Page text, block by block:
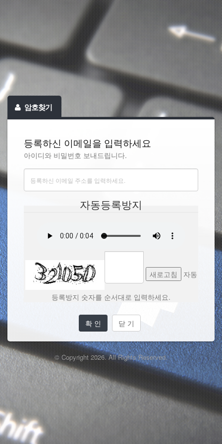
암호찾기
등록하신 이메일을 입력하세요
아이디와 비밀번호 보내드립니다.
자동등록방지
새로고침 자동
등록방지 숫자를 순서대로 입력하세요.
확 인 닫 기
© Copyright 2026. All Rights Reserved.